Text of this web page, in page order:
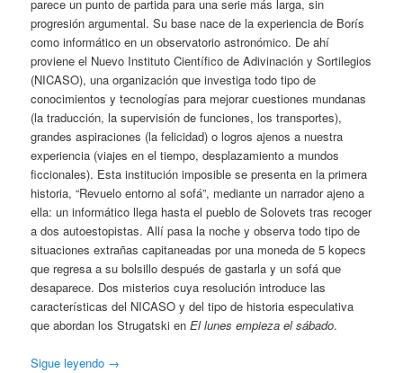
parece un punto de partida para una serie más larga, sin
progresión argumental. Su base nace de la experiencia de Borís
como informático en un observatorio astronómico. De ahí
proviene el Nuevo Instituto Científico de Adivinación y Sortilegios
(NICASO), una organización que investiga todo tipo de
conocimientos y tecnologías para mejorar cuestiones mundanas
(la traducción, la supervisión de funciones, los transportes),
grandes aspiraciones (la felicidad) o logros ajenos a nuestra
experiencia (viajes en el tiempo, desplazamiento a mundos
ficcionales). Esta institución imposible se presenta en la primera
historia, “Revuelo entorno al sofá”, mediante un narrador ajeno a
ella: un informático llega hasta el pueblo de Solovets tras recoger
a dos autoestopistas. Allí pasa la noche y observa todo tipo de
situaciones extrañas capitaneadas por una moneda de 5 kopecs
que regresa a su bolsillo después de gastarla y un sofá que
desaparece. Dos misterios cuya resolución introduce las
características del NICASO y del tipo de historia especulativa
que abordan los Strugatski enEl lunes empieza el sábado.
Sigue leyendo →